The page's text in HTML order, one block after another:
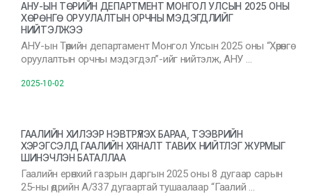
АНУ-ЫН ТӨРИЙН ДЕПАРТМЕНТ МОНГОЛ УЛСЫН 2025 ОНЫ
ХӨРӨНГӨ ОРУУЛАЛТЫН ОРЧНЫ МЭДЭГДЛИЙГ
НИЙТЭЛЖЭЭ
АНУ-ын Төрийн департамент Монгол Улсын 2025 оны “Хөрөнгө
оруулалтын орчны мэдэгдэл”-ийг нийтэлж, АНУ …
2025-10-02
ГААЛИЙН ХИЛЭЭР НЭВТРҮҮЛЭХ БАРАА, ТЭЭВРИЙН
ХЭРЭГСЭЛД ГААЛИЙН ХЯНАЛТ ТАВИХ НИЙТЛЭГ ЖУРМЫГ
ШИНЭЧЛЭН БАТАЛЛАА
Гаалийн ерөнхий газрын даргын 2025 оны 8 дугаар сарын
25-ны өдрийн А/337 дугаартай тушаалаар “Гаалий …